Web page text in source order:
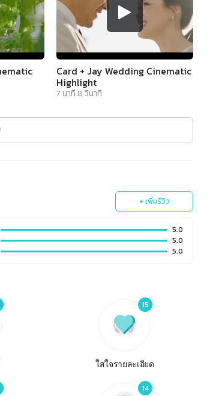
Card + Jay Wedding Cinematic
Highlight
7 นาที 8วินาที
+ เพิ่มรีวิว
5.0
5.0
5.0
15
ใส่ใจรายละเอียด
14